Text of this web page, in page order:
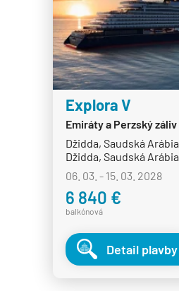
Explora V
Emiráty a Perzský záliv
Džidda, Saudská Arábia
Džidda, Saudská Arábia
06. 03. - 15. 03. 2028
6 840 €
balkónová
Detail plavby